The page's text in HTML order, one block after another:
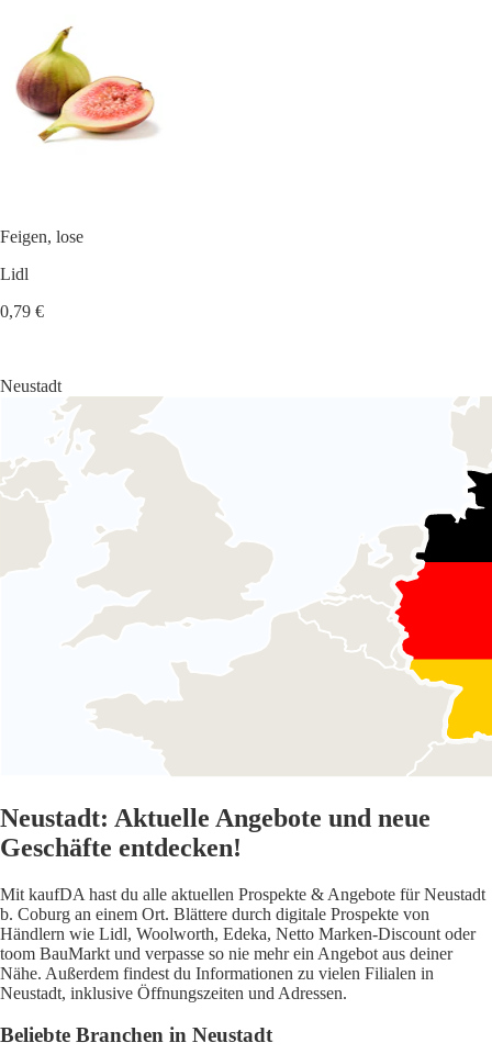
Feigen, lose
Lidl
0,79 €
Neustadt
Neustadt: Aktuelle Angebote und neue
Geschäfte entdecken!
Mit kaufDA hast du alle aktuellen Prospekte & Angebote für Neustadt
b. Coburg an einem Ort. Blättere durch digitale Prospekte von
Händlern wie Lidl, Woolworth, Edeka, Netto Marken-Discount oder
toom BauMarkt und verpasse so nie mehr ein Angebot aus deiner
Nähe. Außerdem findest du Informationen zu vielen Filialen in
Neustadt, inklusive Öffnungszeiten und Adressen.
Beliebte Branchen in Neustadt